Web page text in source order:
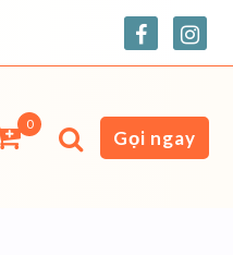
0
Gọi ngay